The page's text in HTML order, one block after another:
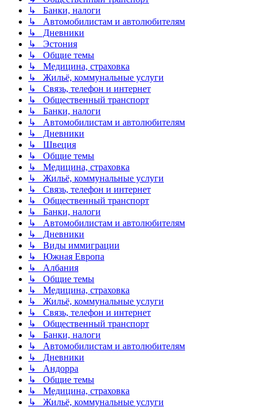
↳ Банки, налоги
↳ Автомобилистам и автолюбителям
↳ Дневники
↳ Эстония
↳ Общие темы
↳ Медицина, страховка
↳ Жильё, коммунальные услуги
↳ Связь, телефон и интернет
↳ Общественный транспорт
↳ Банки, налоги
↳ Автомобилистам и автолюбителям
↳ Дневники
↳ Швеция
↳ Общие темы
↳ Медицина, страховка
↳ Жильё, коммунальные услуги
↳ Связь, телефон и интернет
↳ Общественный транспорт
↳ Банки, налоги
↳ Автомобилистам и автолюбителям
↳ Дневники
↳ Виды иммиграции
↳ Южная Европа
↳ Албания
↳ Общие темы
↳ Медицина, страховка
↳ Жильё, коммунальные услуги
↳ Связь, телефон и интернет
↳ Общественный транспорт
↳ Банки, налоги
↳ Автомобилистам и автолюбителям
↳ Дневники
↳ Андорра
↳ Общие темы
↳ Медицина, страховка
↳ Жильё, коммунальные услуги